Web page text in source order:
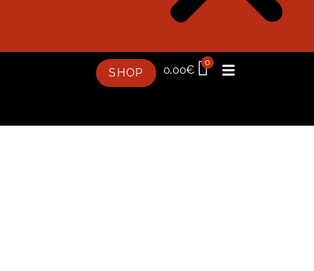
SHOP 0,00€
0